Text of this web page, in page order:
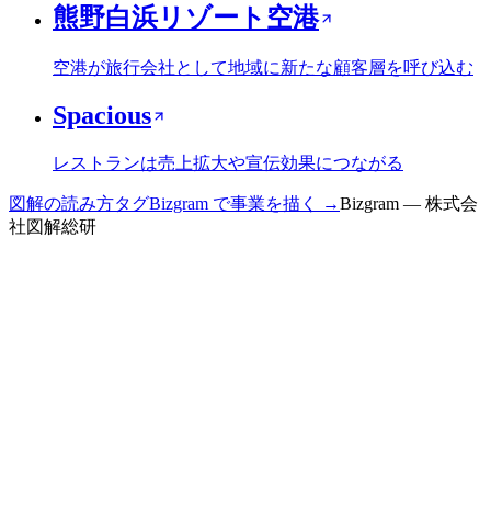
熊野白浜リゾート空港
空港が旅行会社として地域に新たな顧客層を呼び込む
Spacious
レストランは売上拡大や宣伝効果につながる
図解の読み方タグBizgram で事業を描く →Bizgram — 株式会
社図解総研